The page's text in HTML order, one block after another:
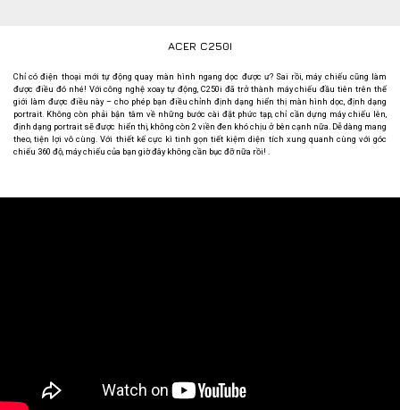
ACER C250I
Chỉ có điện thoại mới tự động quay màn hình ngang dọc được ư? Sai rồi, máy chiếu cũng làm
được điều đó nhé! Với công nghệ xoay tự động, C250i đã trở thành máy chiếu đầu tiên trên thế
giới làm được điều này – cho phép bạn điều chỉnh định dạng hiển thị màn hình dọc, định dạng
portrait. Không còn phải bận tâm về những bước cài đặt phức tạp, chỉ cần dựng máy chiếu lên,
định dạng portrait sẽ được hiển thị, không còn 2 viền đen khó chịu ở bên cạnh nữa. Dễ dàng mang
theo, tiện lợi vô cùng. Với thiết kế cực kì tinh gọn tiết kiệm diện tích xung quanh cùng với góc
chiếu 360 độ, máy chiếu của bạn giờ đây không cần bục đỡ nữa rồi! .